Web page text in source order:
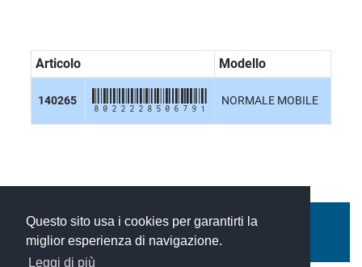
Questo sito usa i cookies per garantirti la
miglior esperienza di navigazione.
Leggi di più
Articolo Modello
140265 8022228506791 NORMALE MOBILE
SCARICA SCHEDA PDF